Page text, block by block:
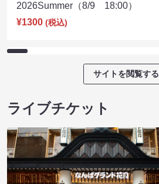
2026Summer（8/9 18:00）
¥1300 (税込)
サイトを閲覧する
ライブチケット